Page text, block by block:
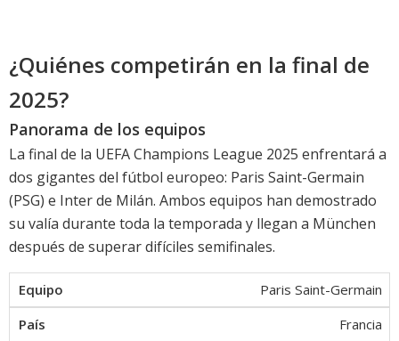
¿Quiénes competirán en la final de
2025?
Panorama de los equipos
La final de la UEFA Champions League 2025 enfrentará a
dos gigantes del fútbol europeo: Paris Saint-Germain
(PSG) e Inter de Milán. Ambos equipos han demostrado
su valía durante toda la temporada y llegan a München
después de superar difíciles semifinales.
Paris Saint-Germain
Francia